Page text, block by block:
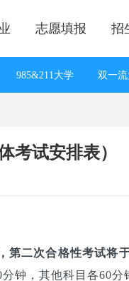
志愿填报 招
985&211大学 双一
考状元 院校对比
考试安排表）
第二次合格性考试将
钟，其他科目各60分